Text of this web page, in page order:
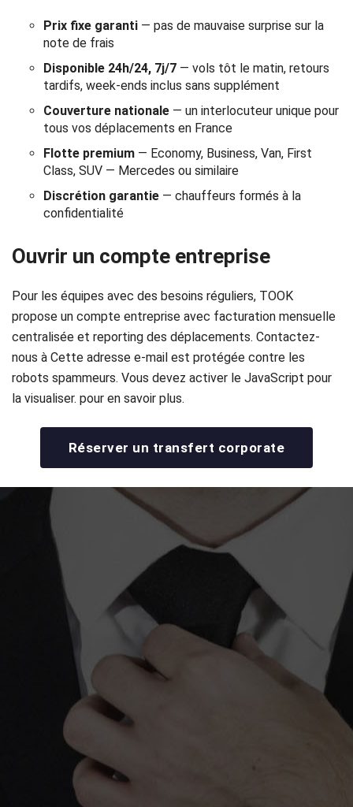
Prix fixe garanti — pas de mauvaise surprise sur la
note de frais
Disponible 24h/24, 7j/7 — vols tôt le matin, retours
tardifs, week-ends inclus sans supplément
Couverture nationale — un interlocuteur unique pour
tous vos déplacements en France
Flotte premium — Economy, Business, Van, First
Class, SUV — Mercedes ou similaire
Discrétion garantie — chauffeurs formés à la
confidentialité
Ouvrir un compte entreprise
Pour les équipes avec des besoins réguliers, TOOK
propose un compte entreprise avec facturation mensuelle
centralisée et reporting des déplacements. Contactez-
nous à Cette adresse e-mail est protégée contre les
robots spammeurs. Vous devez activer le JavaScript pour
la visualiser. pour en savoir plus.
Réserver un transfert corporate